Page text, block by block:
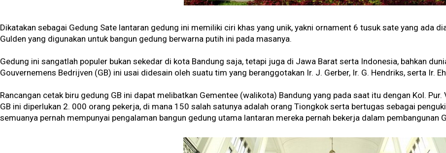
Dikatakan sebagai Gedung Sate lantaran gedung ini memiliki ciri khas yang unik, yakni ornament 6 tusuk sate yang ada
Gulden yang digunakan untuk bangun gedung berwarna putih ini pada masanya.
Gedung ini sangatlah populer bukan sekedar di kota Bandung saja, tetapi juga di Jawa Barat serta Indonesia, bahkan
Gouvernemens Bedrijven (GB) ini usai didesain oleh suatu tim yang beranggotakan Ir. J. Gerber, Ir. G. Hendriks, serta Ir.
Rancangan cetak biru gedung GB ini dapat melibatkan Gementee (walikota) Bandung yang pada saat itu dengan Kol.
GB ini diperlukan 2. 000 orang pekerja, di mana 150 salah satunya adalah orang Tiongkok serta bertugas sebagai
semuanya pernah mempunyai pengalaman bangun gedung utama lantaran mereka pernah bekerja dalam pembangunan